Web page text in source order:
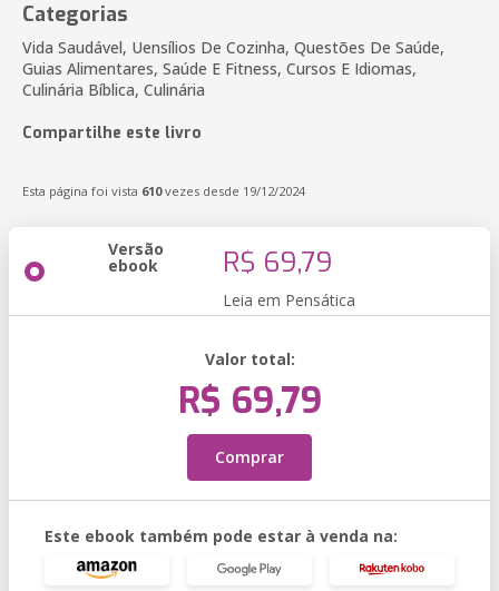
Categorias
Vida Saudável, Uensílios De Cozinha, Questões De Saúde,
Guias Alimentares, Saúde E Fitness, Cursos E Idiomas,
Culinária Bíblica, Culinária
Compartilhe este livro
Esta página foi vista 610vezes desde 19/12/2024
Versão
ebook R$ 69,79
Leia em Pensática
Valor total:
R$ 69,79
Comprar
Este ebook também pode estar à venda na: